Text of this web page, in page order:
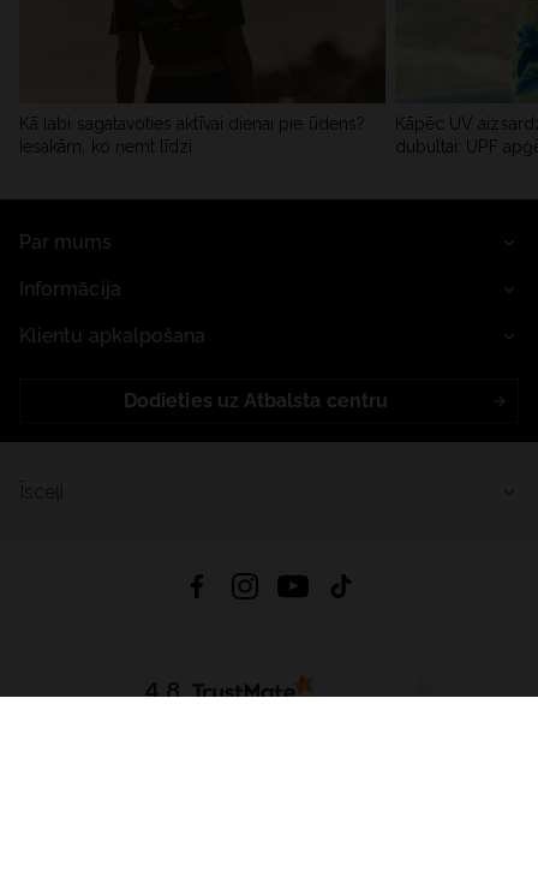
Kā labi sagatavoties aktīvai dienai pie ūdens?
Iesakām, ko ņemt līdzi
Kāpēc UV
dubultai: UPF
Par mums
Informācija
Klientu apkalpošana
Dodieties uz Atbalsta centru
4.8